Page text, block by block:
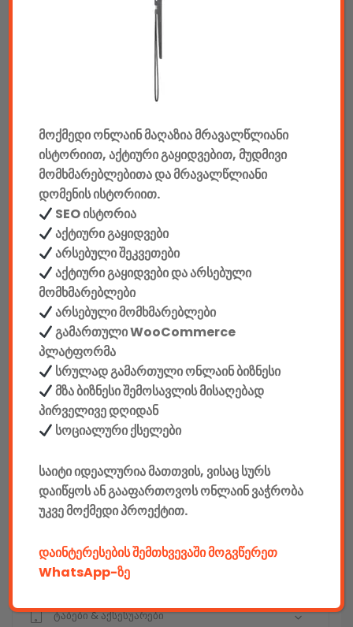
კონსოლები & აქსესუარები
მანქანის აქსესუარები
ელემენტები
აკკუმულატორები
კაბელები & დამტენები
დისკები
ჩანთები
სეიფები
კონსტრუქტორები
E-mobility
კომპიუტერები & აქსესუარები
ტელეფონები & აქსესუარები
კამერები & აქსესუარები
ნოუთბუქები & აქსესუარები
ტაბები & აქსესუარები
მოქმედი ონლაინ მაღაზია მრავალწლიანი
ისტორიით, აქტიური გაყიდვებით, მუდმივი
მომხმარებლებითა და მრავალწლიანი
დომენის ისტორიით.
SEO ისტორია
აქტიური გაყიდვები
არსებული შეკვეთები
აქტიური გაყიდვები და არსებული
მომხმარებლები
არსებული მომხმარებლები
გამართული WooCommerce
პლატფორმა
სრულად გამართული ონლაინ ბიზნესი
მზა ბიზნესი შემოსავლის მისაღებად
პირველივე დღიდან
სოციალური ქსელები
საიტი იდეალურია მათთვის, ვისაც სურს
დაიწყოს ან გააფართოვოს ონლაინ ვაჭრობა
უკვე მოქმედი პროექტით.
დაინტერესების შემთხვევაში მოგვწერეთ
WhatsApp-ზე